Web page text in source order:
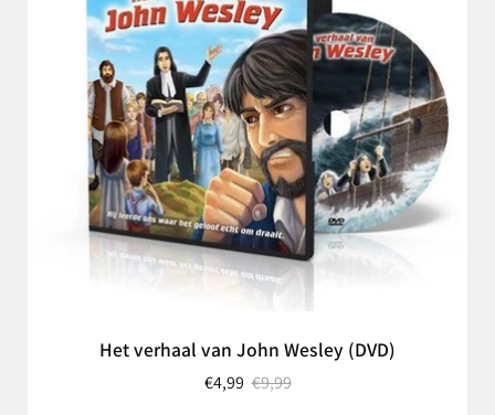
Het verhaal van John Wesley (DVD)
€4,99 €9,99